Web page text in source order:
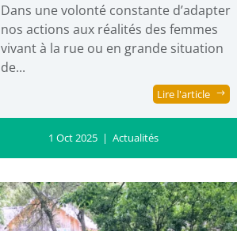
Dans une volonté constante d’adapter
nos actions aux réalités des femmes
vivant à la rue ou en grande situation
de...
Lire l'article
1 Oct 2025 | Actualités